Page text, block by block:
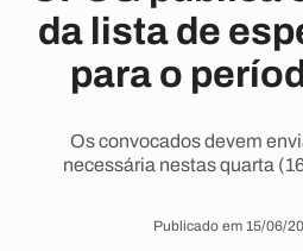
da lista de
para o
Os convocados devem
necessária nestas quarta
Publicado em 15/06/